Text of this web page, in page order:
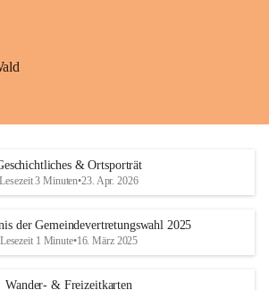
& Ortsporträt
Lesezeit 3 Minuten•23. Apr. 2026
der Gemeindevertretungswahl 2025
Lesezeit 1 Minute•16. März 2025
Wander- & Freizeitkarten